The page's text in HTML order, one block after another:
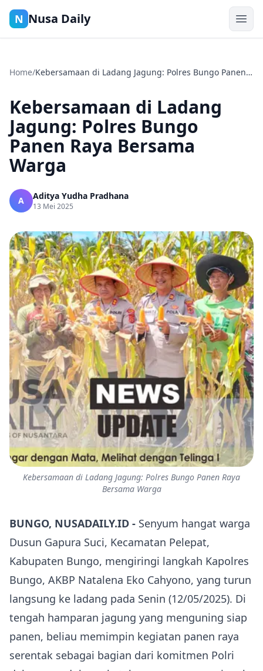
N Nusa Daily
Home/Kebersamaan di Ladang Jagung: Polres Bungo Panen
Kebersamaan di Ladang
Jagung: Polres Bungo
Panen Raya Bersama
Warga
A Aditya Yudha Pradhana
13 Mei 2025
Kebersamaan di Ladang Jagung: Polres Bungo Panen Raya
Bersama Warga
BUNGO, NUSADAILY.ID - Senyum hangat warga
Dusun Gapura Suci, Kecamatan Pelepat,
Kabupaten Bungo, mengiringi langkah Kapolres
Bungo, AKBP Natalena Eko Cahyono, yang turun
langsung ke ladang pada Senin (12/05/2025). Di
tengah hamparan jagung yang menguning siap
panen, beliau memimpin kegiatan panen raya
serentak sebagai bagian dari komitmen Polri